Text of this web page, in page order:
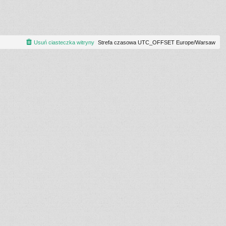
Strefa czasowa UTC_OFFSET Europe/Warsaw
Usuń ciasteczka witryny